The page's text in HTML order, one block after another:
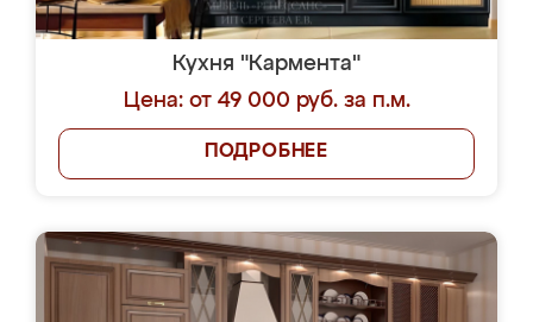
Кухня "Кармента"
Цена: от 49 000 руб. за п.м.
ПОДРОБНЕЕ